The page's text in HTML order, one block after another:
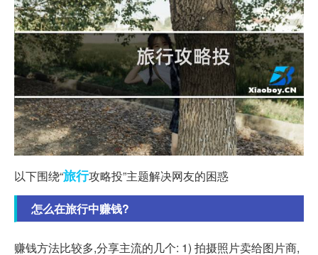
以下围绕“旅行攻略投”主题解决网友的困惑
怎么在旅行中赚钱?
赚钱方法比较多,分享主流的几个: 1) 拍摄照片卖给图片商,